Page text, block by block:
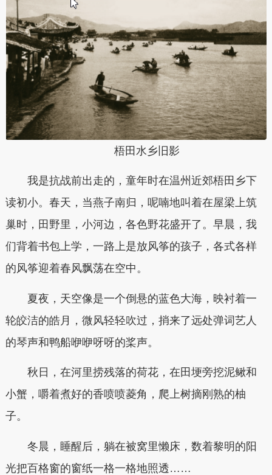
梧田水乡旧影
我是抗战前出走的，童年时在温州近郊梧田乡下
读初小。春天，当燕子南归，呢喃地叫着在屋梁上筑
巢时，田野里，小河边，各色野花盛开了。早晨，我
们背着书包上学，一路上是放风筝的孩子，各式各样
的风筝迎着春风飘荡在空中。
夏夜，天空像是一个倒悬的蓝色大海，映衬着一
轮皎洁的皓月，微风轻轻吹过，捎来了远处弹词艺人
的琴声和鸭船咿咿呀呀的桨声。
秋日，在河里捞残落的荷花，在田埂旁挖泥鳅和
小蟹，嚼着煮好的香喷喷菱角，爬上树摘刚熟的柚
子。
冬晨，睡醒后，躺在被窝里懒床，数着黎明的阳
光把百格窗的窗纸一格一格地照透……